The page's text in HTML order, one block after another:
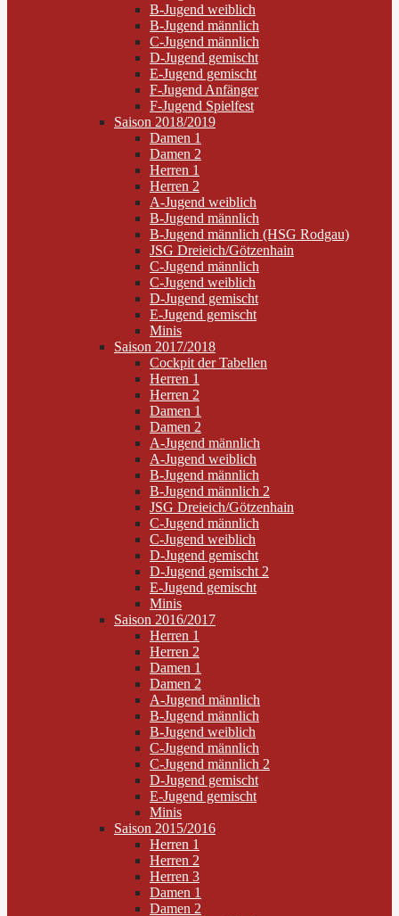
B-Jugend weiblich
B-Jugend männlich
C-Jugend männlich
D-Jugend gemischt
E-Jugend gemischt
F-Jugend Anfänger
F-Jugend Spielfest
Saison 2018/2019
Damen 1
Damen 2
Herren 1
Herren 2
A-Jugend weiblich
B-Jugend männlich
B-Jugend männlich (HSG Rodgau)
JSG Dreieich/Götzenhain
C-Jugend männlich
C-Jugend weiblich
D-Jugend gemischt
E-Jugend gemischt
Minis
Saison 2017/2018
Cockpit der Tabellen
Herren 1
Herren 2
Damen 1
Damen 2
A-Jugend männlich
A-Jugend weiblich
B-Jugend männlich
B-Jugend männlich 2
JSG Dreieich/Götzenhain
C-Jugend männlich
C-Jugend weiblich
D-Jugend gemischt
D-Jugend gemischt 2
E-Jugend gemischt
Minis
Saison 2016/2017
Herren 1
Herren 2
Damen 1
Damen 2
A-Jugend männlich
B-Jugend männlich
B-Jugend weiblich
C-Jugend männlich
C-Jugend männlich 2
D-Jugend gemischt
E-Jugend gemischt
Minis
Saison 2015/2016
Herren 1
Herren 2
Herren 3
Damen 1
Damen 2